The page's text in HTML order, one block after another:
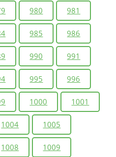
980 981
985 986
990 991
995 996
1000 1001
1004 1005
1008 1009